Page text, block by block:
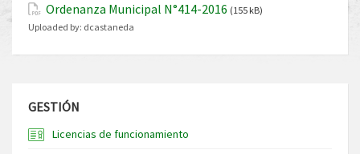
Ordenanza Municipal N°414-2016 (155 kB)
Uploaded by: dcastaneda
GESTIÓN
Licencias de funcionamiento